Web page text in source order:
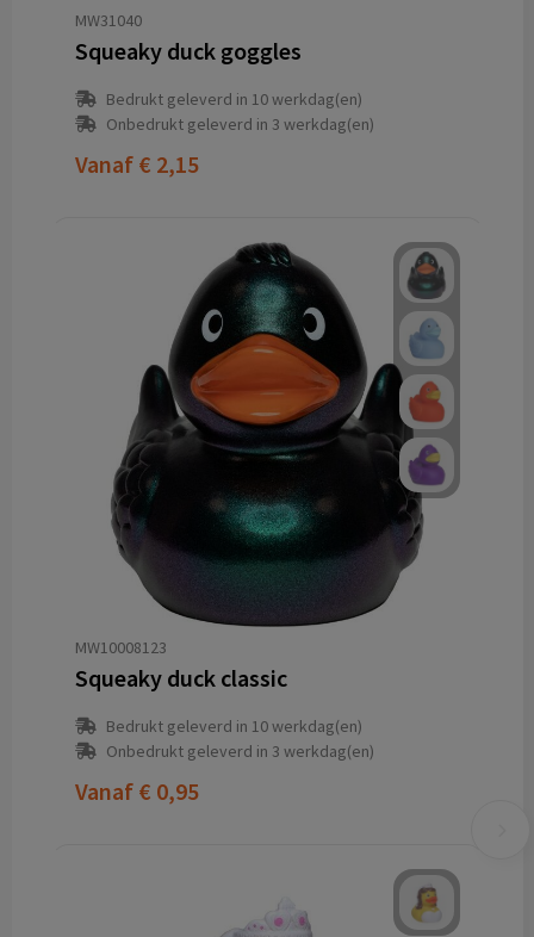
MW31040
Squeaky duck goggles
Bedrukt geleverd in 10 werkdag(en)
Onbedrukt geleverd in 3 werkdag(en)
Vanaf € 2,15
MW10008123
Squeaky duck classic
Bedrukt geleverd in 10 werkdag(en)
Onbedrukt geleverd in 3 werkdag(en)
Vanaf € 0,95